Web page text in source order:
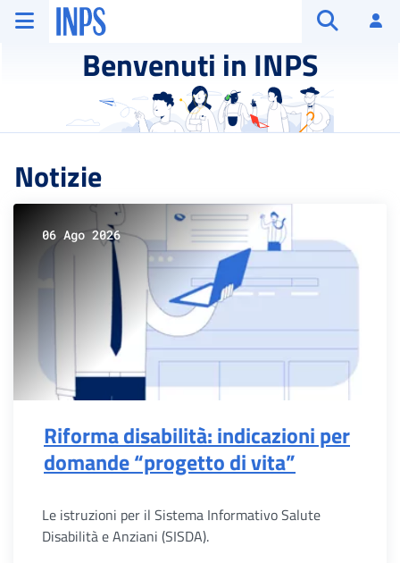
Vai al menu principale
Vai al contenuto principale
Vai al pie' di pagina
INPS ()
Benvenuti in INPS
Notizie
06 Ago 2026
Riforma disabilità: indicazioni per
domande “progetto di vita”
Le istruzioni per il Sistema Informativo Salute
Disabilità e Anziani (SISDA).